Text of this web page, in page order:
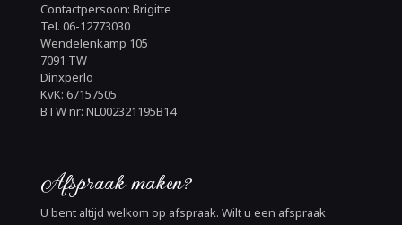
Contactpersoon: Brigitte
Tel. 06-12773030
Wendelenkamp 105
7091 TW
Dinxperlo
KvK: 67157505
BTW nr: NL002321195B14
Afspraak maken?
U bent altijd welkom op afspraak. Wilt u een afspraak